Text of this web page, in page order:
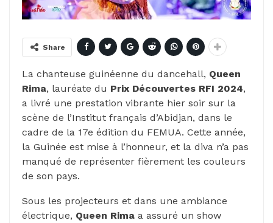
Share
La chanteuse guinéenne du dancehall, Queen
Rima, lauréate du Prix Découvertes RFI 2024,
a livré une prestation vibrante hier soir sur la
scène de l’Institut français d’Abidjan, dans le
cadre de la 17e édition du FEMUA. Cette année,
la Guinée est mise à l’honneur, et la diva n’a pas
manqué de représenter fièrement les couleurs
de son pays.
Sous les projecteurs et dans une ambiance
électrique, Queen Rima a assuré un show